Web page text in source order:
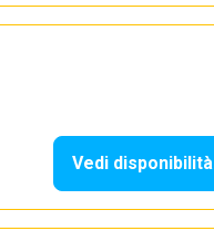
Vedi disponibilità